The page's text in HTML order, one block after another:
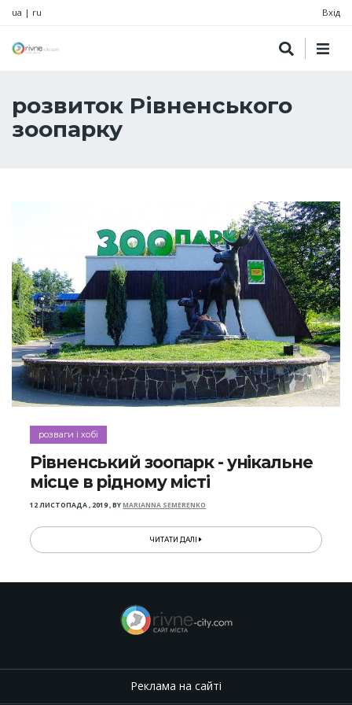
ua | ru Вхід
розвиток Рівненського
зоопарку
розваги і хобі
Рівненський зоопарк - унікальне
місце в рідному місті
12 ЛИСТОПАДА , 2019,BYMARIANNA SEMERENKO
ЧИТАТИ ДАЛІ
Реклама на сайті